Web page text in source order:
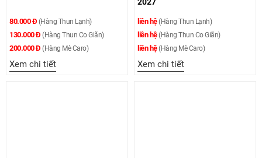
80.000 Đ (Hàng Thun Lạnh)
130.000 Đ (Hàng Thun Co Giãn)
200.000 Đ (Hàng Mè Caro)
Xem chi tiết
2027
liên hệ(Hàng Thun Lạnh)
liên hệ(Hàng Thun Co Giãn)
liên hệ(Hàng Mè Caro)
Xem chi tiết